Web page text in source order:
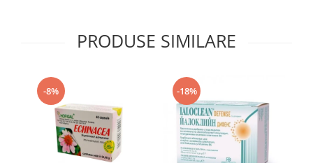
PRODUSE SIMILARE
-8% -18%